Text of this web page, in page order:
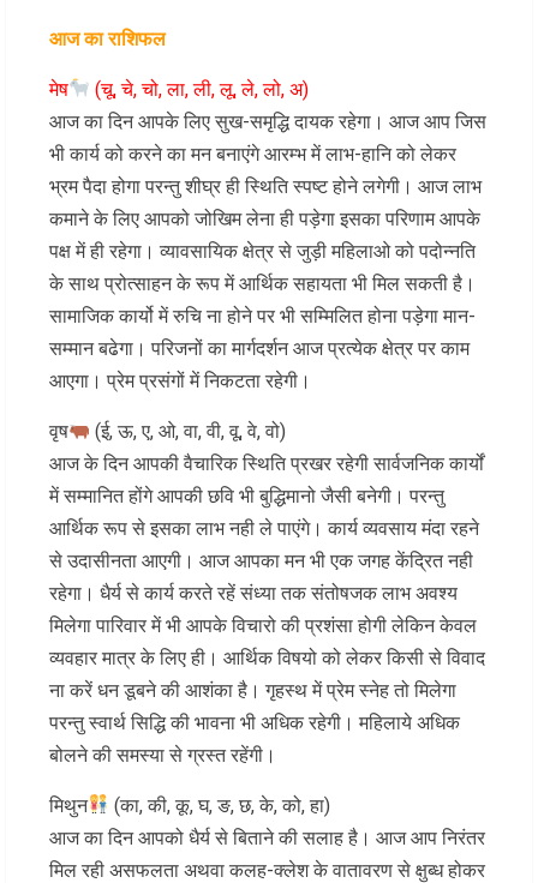
आज का राशिफल
मेष
(चू, चे, चो, ला, ली, लू, ले, लो, अ)
आज का दिन आपके लिए सुख-समृद्धि दायक रहेगा। आज आप जिस
भी कार्य को करने का मन बनाएंगे आरम्भ में लाभ-हानि को लेकर
भ्रम पैदा होगा परन्तु शीघ्र ही स्थिति स्पष्ट होने लगेगी। आज लाभ
कमाने के लिए आपको जोखिम लेना ही पड़ेगा इसका परिणाम आपके
पक्ष में ही रहेगा। व्यावसायिक क्षेत्र से जुड़ी महिलाओ को पदोन्नति
के साथ प्रोत्साहन के रूप में आर्थिक सहायता भी मिल सकती है।
सामाजिक कार्यो में रुचि ना होने पर भी सम्मिलित होना पड़ेगा मान-
सम्मान बढेगा। परिजनों का मार्गदर्शन आज प्रत्येक क्षेत्र पर काम
आएगा। प्रेम प्रसंगों में निकटता रहेगी।
वृष
(ई, ऊ, ए, ओ, वा, वी, वू, वे, वो)
आज के दिन आपकी वैचारिक स्थिति प्रखर रहेगी सार्वजनिक कार्यों
में सम्मानित होंगे आपकी छवि भी बुद्धिमानो जैसी बनेगी। परन्तु
आर्थिक रूप से इसका लाभ नही ले पाएंगे। कार्य व्यवसाय मंदा रहने
से उदासीनता आएगी। आज आपका मन भी एक जगह केंद्रित नही
रहेगा। धैर्य से कार्य करते रहें संध्या तक संतोषजक लाभ अवश्य
मिलेगा पारिवार में भी आपके विचारो की प्रशंसा होगी लेकिन केवल
व्यवहार मात्र के लिए ही। आर्थिक विषयो को लेकर किसी से विवाद
ना करें धन डूबने की आशंका है। गृहस्थ में प्रेम स्नेह तो मिलेगा
परन्तु स्वार्थ सिद्धि की भावना भी अधिक रहेगी। महिलाये अधिक
बोलने की समस्या से ग्रस्त रहेंगी।
मिथुन
(का, की, कू, घ, ङ, छ, के, को, हा)
आज का दिन आपको धैर्य से बिताने की सलाह है। आज आप निरंतर
मिल रही असफलता अथवा कलह-क्लेश के वातावरण से क्षुब्ध होकर